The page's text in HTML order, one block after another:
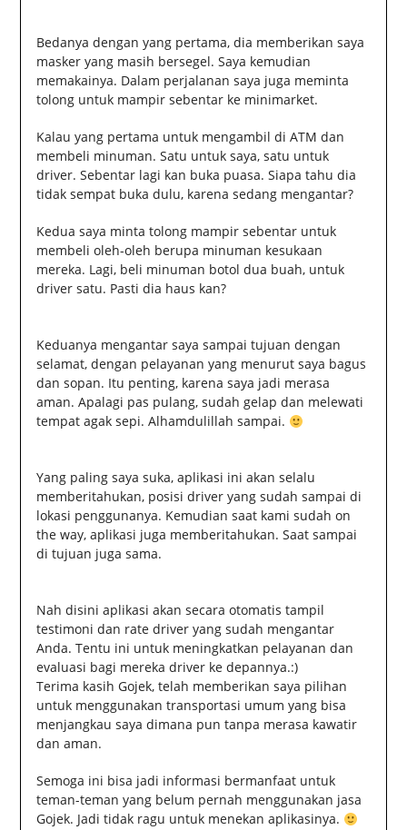
Bedanya dengan yang pertama, dia memberikan saya
masker yang masih bersegel. Saya kemudian
memakainya. Dalam perjalanan saya juga meminta
tolong untuk mampir sebentar ke minimarket.
Kalau yang pertama untuk mengambil di ATM dan
membeli minuman. Satu untuk saya, satu untuk
driver. Sebentar lagi kan buka puasa. Siapa tahu dia
tidak sempat buka dulu, karena sedang mengantar?
Kedua saya minta tolong mampir sebentar untuk
membeli oleh-oleh berupa minuman kesukaan
mereka. Lagi, beli minuman botol dua buah, untuk
driver satu. Pasti dia haus kan?
Keduanya mengantar saya sampai tujuan dengan
selamat, dengan pelayanan yang menurut saya bagus
dan sopan. Itu penting, karena saya jadi merasa
aman. Apalagi pas pulang, sudah gelap dan melewati
tempat agak sepi. Alhamdulillah sampai.
Yang paling saya suka, aplikasi ini akan selalu
memberitahukan, posisi driver yang sudah sampai di
lokasi penggunanya. Kemudian saat kami sudah on
the way, aplikasi juga memberitahukan. Saat sampai
di tujuan juga sama.
Nah disini aplikasi akan secara otomatis tampil
testimoni dan rate driver yang sudah mengantar
Anda. Tentu ini untuk meningkatkan pelayanan dan
evaluasi bagi mereka driver ke depannya.:)
Terima kasih Gojek, telah memberikan saya pilihan
untuk menggunakan transportasi umum yang bisa
menjangkau saya dimana pun tanpa merasa kawatir
dan aman.
Semoga ini bisa jadi informasi bermanfaat untuk
teman-teman yang belum pernah menggunakan jasa
Gojek. Jadi tidak ragu untuk menekan aplikasinya.